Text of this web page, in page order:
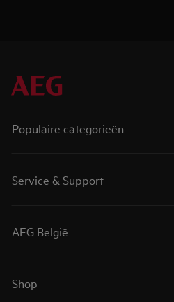
Populaire categorieën
Service & Support
AEG België
Shop